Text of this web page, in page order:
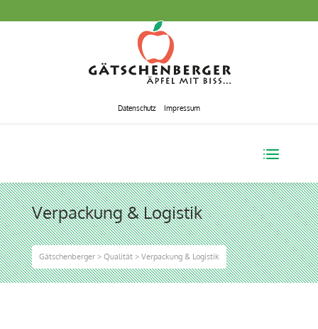
Datenschutz Impressum
Verpackung & Logistik
Gätschenberger> Qualität> Verpackung & Logistik